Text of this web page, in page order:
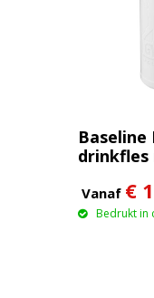
Baseline
drinkfles
Vanaf €
Bedrukt in